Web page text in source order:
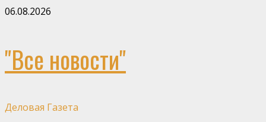
Skip
06.08.2026
"Все новости"
Деловая Газета